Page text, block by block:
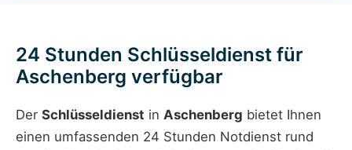
24 Stunden Schlüsseldienst für
Aschenberg verfügbar
Der Schlüsseldienst in Aschenberg bietet Ihnen
einen umfassenden 24 Stunden Notdienst rund